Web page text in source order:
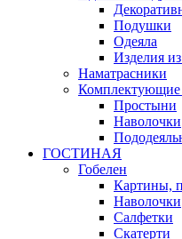
Подушки
Одеяла
Изделия
Наматраcники
Комплектующие
Простыни
Наволочки
ГОСТИНАЯ
Гобелен
Картины,
Наволочки
Салфетки
Скатерти